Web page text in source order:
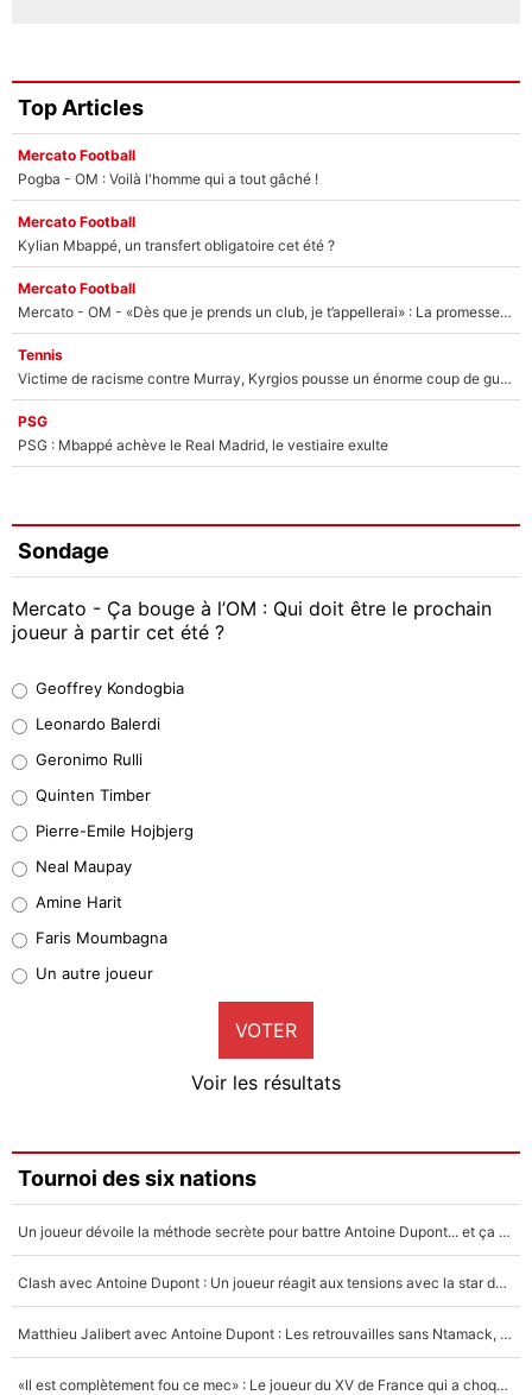
Top Articles
Mercato Football
Pogba - OM : Voilà l'homme qui a tout gâché !
Mercato Football
Kylian Mbappé, un transfert obligatoire cet été ?
Mercato Football
Mercato - OM - «Dès que je prends un club, je t’appellerai» : La promesse de Marcelino au moment de claquer la porte
Tennis
Victime de racisme contre Murray, Kyrgios pousse un énorme coup de gueule !
PSG
PSG : Mbappé achève le Real Madrid, le vestiaire exulte
Sondage
Mercato - Ça bouge à l’OM : Qui doit être le prochain
joueur à partir cet été ?
38%
32%
4%
1%
9%
Faris Moumbagna
4%
Un autre joueur
5%
Geoffrey Kondogbia
Leonardo Balerdi
Geronimo Rulli
Quinten Timber
Pierre-Emile Hojbjerg
Neal Maupay
Amine Harit
Faris Moumbagna
Un autre joueur
VOTER
Voir les résultats
Tournoi des six nations
Un joueur dévoile la méthode secrète pour battre Antoine Dupont... et ça marche !
Clash avec Antoine Dupont : Un joueur réagit aux tensions avec la star du XV de France !
Matthieu Jalibert avec Antoine Dupont : Les retrouvailles sans Ntamack, «il y a eu des discussions»
«Il est complètement fou ce mec» : Le joueur du XV de France qui a choqué Matthieu Jalibert !